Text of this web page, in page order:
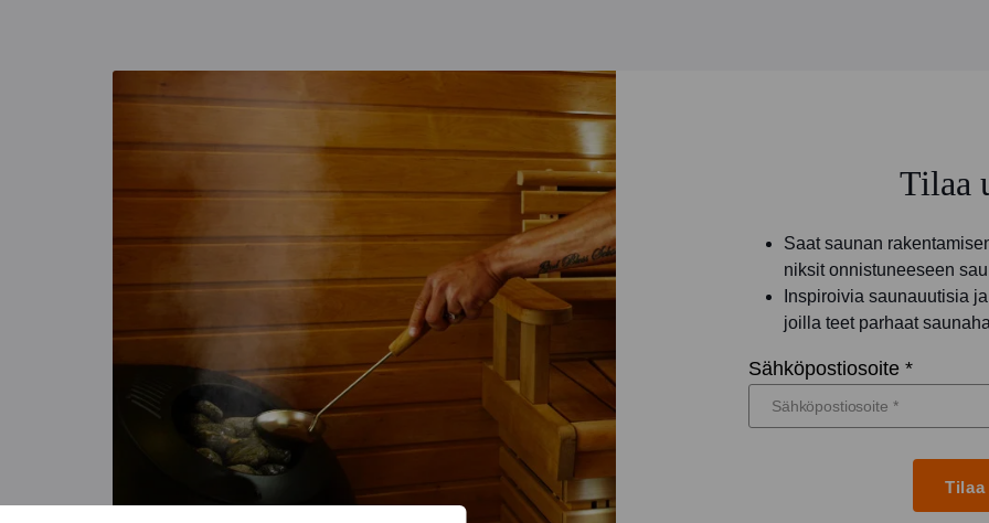
Tilaa
Saat saunan
niksit onnistuneeseen
Inspiroivia saunauutisia
joilla teet parhaat
Sähköpostiosoite *